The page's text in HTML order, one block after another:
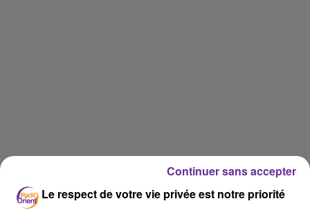
Le respect de votre vie privée est notre priorité
Continuer sans accepter